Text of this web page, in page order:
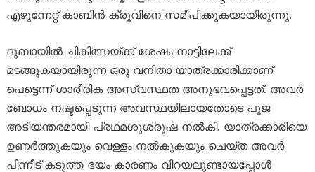
എഴുന്നേറ്റ് കാബിൻ ക്രൂവിനെ സമീപിക്കുകയായിരുന്നു.
ദുബായിൽ ചികിത്സയ്ക്ക് ശേഷം നാട്ടിലേക്ക്
മടങ്ങുകയായിരുന്ന ഒരു വനിതാ യാത്രക്കാരിക്കാണ്
പെട്ടെന്ന് ശാരീരിക അസ്വസ്ഥത അനുഭവപ്പെട്ടത്. അവർ
ബോധം നഷ്ടപ്പെടുന്ന അവസ്ഥയിലായതോടെ പൂജ
അടിയന്തരമായി പ്രഥമശുശ്രൂഷ നൽകി. യാത്രക്കാരിയെ
ഉണർത്തുകയും വെള്ളം നൽകുകയും ചെയ്ത അവർ
പിന്നീട് കടുത്ത ഭയം കാരണം വിറയലുണ്ടായപ്പോൾ